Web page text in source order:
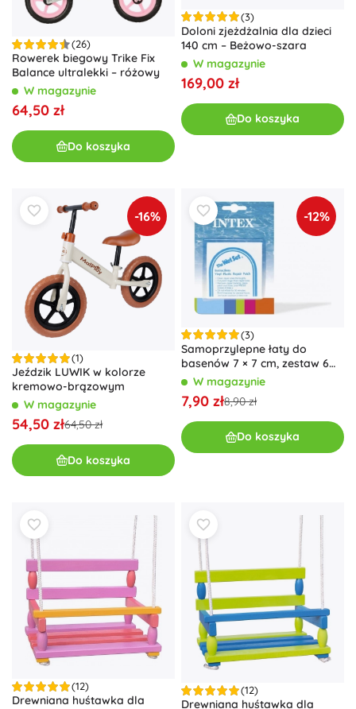
(26)
Rowerek biegowy Trike Fix
Balance ultralekki – różowy
W magazynie
64,50 zł
Do koszyka
(3)
Doloni zjeżdżalnia dla dzieci
140 cm – Beżowo-szara
W magazynie
169,00 zł
Do koszyka
-16%
(1)
Jeździk LUWIK w kolorze
kremowo-brązowym
W magazynie
54,50 zł64,50 zł
Do koszyka
-12%
(3)
Samoprzylepne łaty do
basenów 7 × 7 cm, zestaw 6
szt.W magazynie
7,90 zł8,90 zł
Do koszyka
(12)
Drewniana huśtawka dla
(12)
Drewniana huśtawka dla